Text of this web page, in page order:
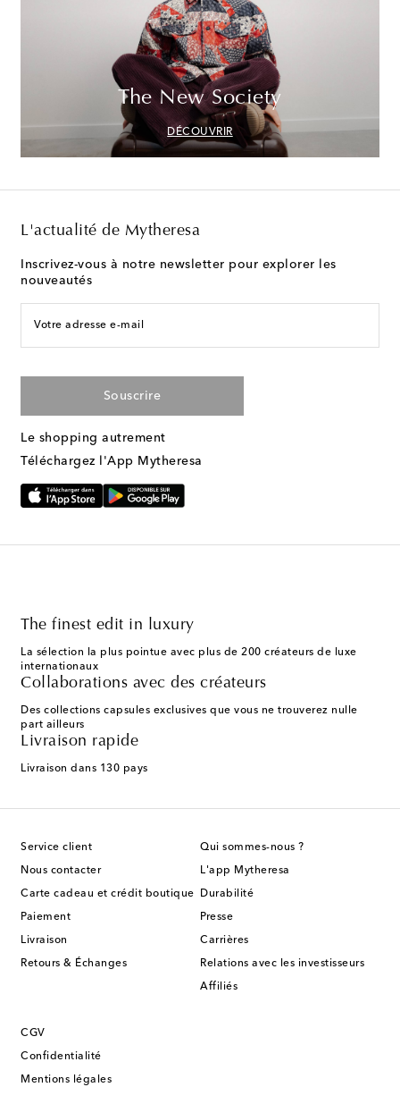
The New Society
DÉCOUVRIR
L'actualité de Mytheresa
Inscrivez-vous à notre newsletter pour explorer les
nouveautés
Votre adresse e-mail
Souscrire
Le shopping autrement
Téléchargez l'App Mytheresa
The finest edit in luxury
La sélection la plus pointue avec plus de 200 créateurs de luxe
internationaux
Collaborations avec des créateurs
Des collections capsules exclusives que vous ne trouverez nulle
part ailleurs
Livraison rapide
Livraison dans 130 pays
Service client
Nous contacter
Carte cadeau et crédit boutique
Paiement
Livraison
Retours & Échanges
Qui sommes-nous ?
L'app Mytheresa
Durabilité
Presse
Carrières
Relations avec les investisseurs
Affiliés
CGV
Confidentialité
Mentions légales